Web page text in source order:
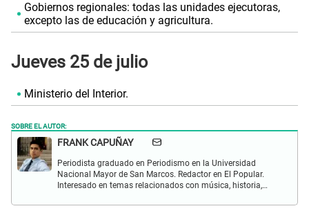
Gobiernos regionales: todas las unidades ejecutoras,
excepto las de educación y agricultura.
Jueves 25 de julio
Ministerio del Interior.
SOBRE EL AUTOR:
FRANK CAPUÑAY
Periodista graduado en Periodismo en la Universidad
Nacional Mayor de San Marcos. Redactor en El Popular.
Interesado en temas relacionados con música, historia,